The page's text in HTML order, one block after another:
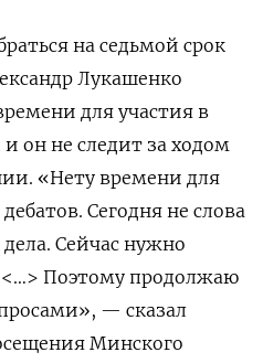
на седьмой срок
Лукашенко
для участия в
он не следит за ходом
«Нету времени для
Сегодня не слова
Сейчас нужно
<…> Поэтому продолжаю
— сказал
Минского